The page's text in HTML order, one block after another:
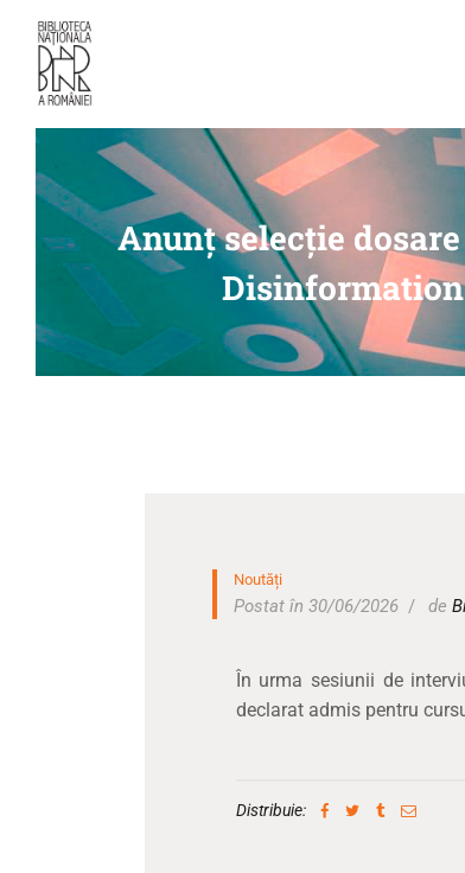
Anunț selecție
Noutăți
Postat în 30/06/2026 de
În urma sesiunii de
declarat admis pentru
Distribuie: